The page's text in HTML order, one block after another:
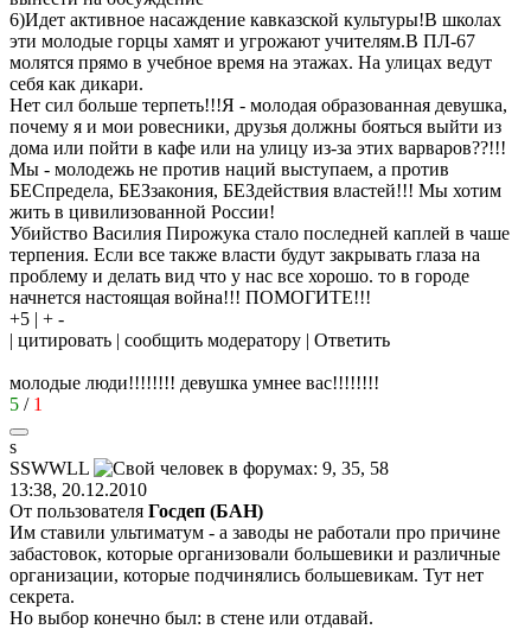
6)Идет активное насаждение кавказской культуры!В школах
эти молодые горцы хамят и угрожают учителям.В ПЛ-67
молятся прямо в учебное время на этажах. На улицах ведут
себя как дикари.
Нет сил больше терпеть!!!Я - молодая образованная девушка,
почему я и мои ровесники, друзья должны бояться выйти из
дома или пойти в кафе или на улицу из-за этих варваров??!!!
Мы - молодежь не против наций выступаем, а против
БЕСпредела, БЕЗзакония, БЕЗдействия властей!!! Мы хотим
жить в цивилизованной России!
Убийство Василия Пирожука стало последней каплей в чаше
терпения. Если все также власти будут закрывать глаза на
проблему и делать вид что у нас все хорошо. то в городе
начнется настоящая война!!! ПОМОГИТЕ!!!
+5 | + -
| цитировать | сообщить модератору | Ответить
молодые люди!!!!!!!! девушка умнее вас!!!!!!!!
5 / 1
s
SSWWLL
13:38, 20.12.2010
От пользователя Госдеп (БАН)
Им ставили ультиматум - а заводы не работали про причине
забастовок, которые организовали большевики и различные
организации, которые подчинялись большевикам. Тут нет
секрета.
Но выбор конечно был: в стене или отдавай.